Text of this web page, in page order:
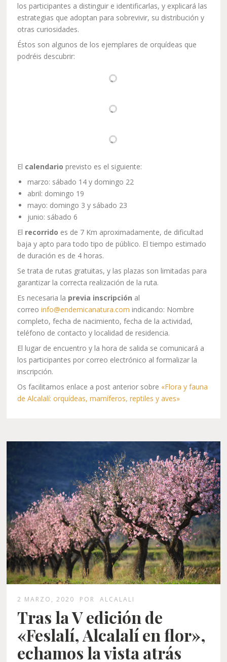
los participantes a distinguir e identificarlas, y explicará las
estrategias que adoptan para sobrevivir, su distribución y
otras curiosidades.
Éstos son algunos de los ejemplares de orquídeas que
podréis descubrir:
El calendario previsto es el siguiente:
marzo: sábado 14 y domingo 22
abril: domingo 19
mayo: domingo 3 y sábado 23
junio: sábado 6
El recorrido es de 7 Km aproximadamente, de dificultad
baja y apto para todo tipo de público. El tiempo estimado
de duración es de 4 horas.
Se trata de rutas gratuitas, y las plazas son limitadas para
garantizar la correcta realización de la ruta.
Es necesaria la previa inscripción al
correoinfo@endemicanatura.com indicando: Nombre
completo, fecha de nacimiento, fecha de la actividad,
teléfono de contacto y localidad de residencia.
El lugar de encuentro y la hora de salida se comunicará a
los participantes por correo electrónico al formalizar la
inscripción.
Os facilitamos enlace a post anterior sobre «Flora y fauna
de Alcalalí: orquídeas, mamíferos, reptiles y aves»
2 MARZO, 2020 POR ALCALALI
Tras la V edición de
«Feslalí, Alcalalí en flor»,
echamos la vista atrás